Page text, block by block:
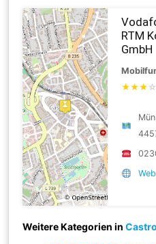
RTM
GmbH
★★★ ☆
Weitere Kategorien in